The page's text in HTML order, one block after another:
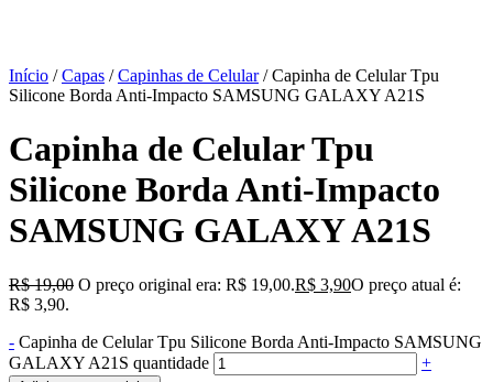
Início /Capas /Capinhas de Celular/ Capinha de Celular Tpu
Silicone Borda Anti-Impacto SAMSUNG GALAXY A21S
Capinha de Celular Tpu
Silicone Borda Anti-Impacto
SAMSUNG GALAXY A21S
R$19,00 O preço original era: R$ 19,00.R$ 3,90O preço atual é:
R$ 3,90.
- Capinha de Celular Tpu Silicone Borda Anti-Impacto SAMSUNG
GALAXY A21S quantidade
+